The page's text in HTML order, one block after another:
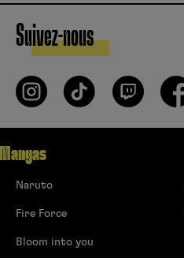
Suivez-nous
Mangas
Naruto
Fire Force
Bloom into you